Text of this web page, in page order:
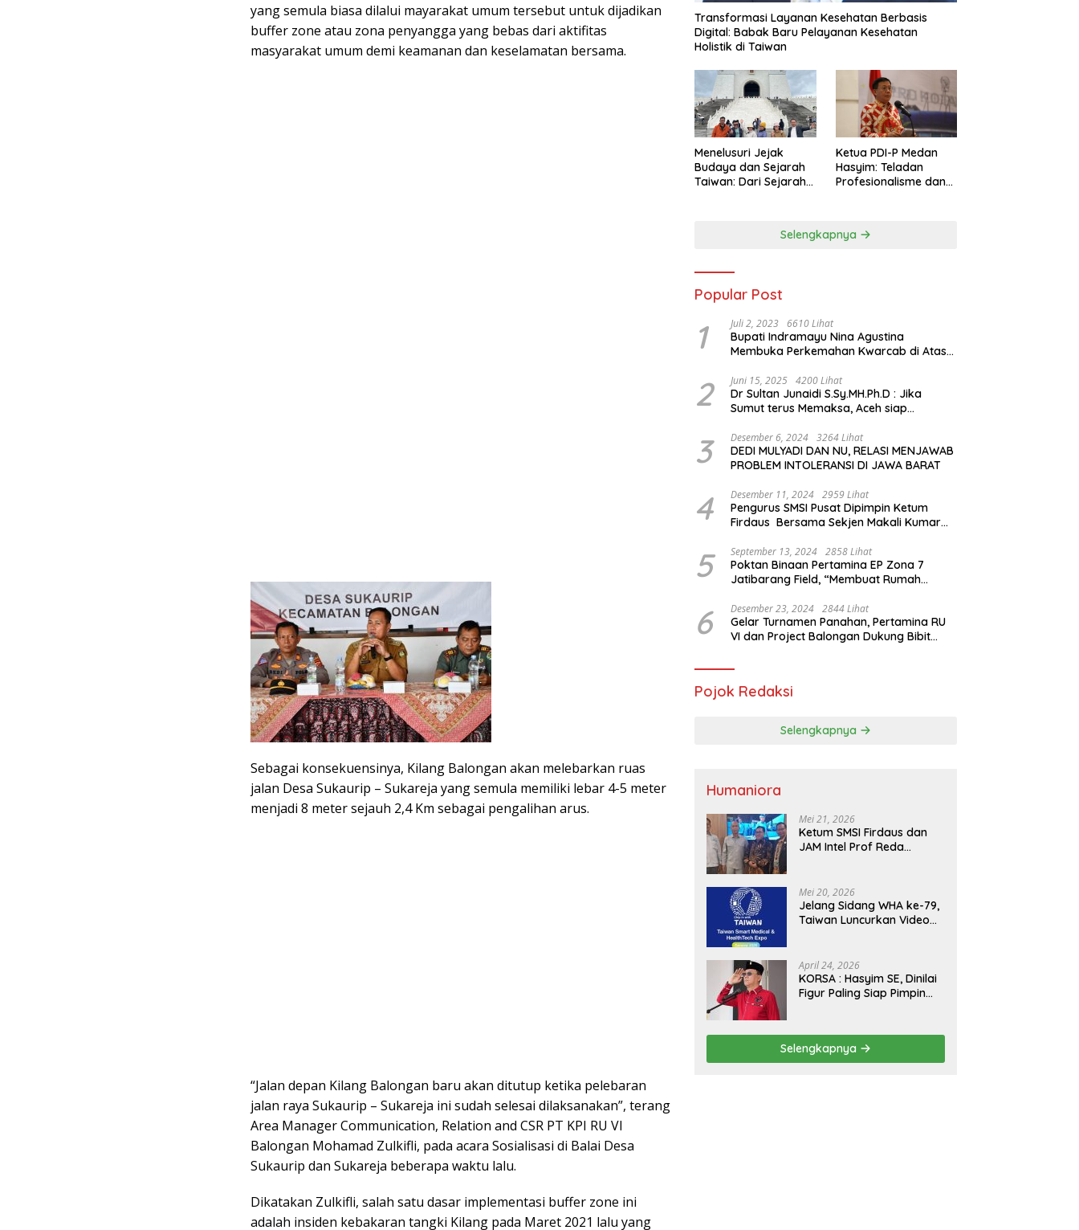
yang semula biasa dilalui mayarakat umum tersebut untuk dijadikan
buffer zone atau zona penyangga yang bebas dari aktifitas
masyarakat umum demi keamanan dan keselamatan bersama.
Sebagai konsekuensinya, Kilang Balongan akan melebarkan ruas
jalan Desa Sukaurip – Sukareja yang semula memiliki lebar 4-5 meter
menjadi 8 meter sejauh 2,4 Km sebagai pengalihan arus.
“Jalan depan Kilang Balongan baru akan ditutup ketika pelebaran
jalan raya Sukaurip – Sukareja ini sudah selesai dilaksanakan”, terang
Area Manager Communication, Relation and CSR PT KPI RU VI
Balongan Mohamad Zulkifli, pada acara Sosialisasi di Balai Desa
Sukaurip dan Sukareja beberapa waktu lalu.
Dikatakan Zulkifli, salah satu dasar implementasi buffer zone ini
adalah insiden kebakaran tangki Kilang pada Maret 2021 lalu yang
Transformasi Layanan Kesehatan Berbasis
Digital: Babak Baru Pelayanan Kesehatan
Holistik di Taiwan
Menelusuri Jejak
Budaya dan Sejarah
Taiwan: Dari Sejarah
Sejarah Chiang Kai-
Ketua PDI-P Medan
Hasyim: Teladan
Profesionalisme dan
Selengkapnya
Popular Post
1 Juli 2, 2023 6610 Lihat
Bupati Indramayu Nina Agustina
Membuka Perkemahan Kwarcab di Atas
2 Juni 15, 2025 4200 Lihat
Dr Sultan Junaidi S.Sy.MH.Ph.D : Jika
Sumut terus Memaksa, Aceh siap
Internasional
3 Desember 6, 2024 3264 Lihat
DEDI MULYADI DAN NU, RELASI MENJAWAB
PROBLEM INTOLERANSI DI JAWA BARAT
4 Desember 11, 2024 2959 Lihat
Pengurus SMSI Pusat Dipimpin Ketum
Firdaus Bersama Sekjen Makali Kumar
Yusuf
5 September 13, 2024 2858 Lihat
Poktan Binaan Pertamina EP Zona 7
Jatibarang Field, “Membuat Rumah
Tikus
6 Desember 23, 2024 2844 Lihat
Gelar Turnamen Panahan, Pertamina RU
VI dan Project Balongan Dukung Bibit
Pojok Redaksi
Selengkapnya
Humaniora
Mei 21, 2026
Ketum SMSI Firdaus dan
JAM Intel Prof Reda
SMSI Sukseskan Jaga
Desa dan Jaga Dapur
MBG, Perkuat Pengawasan
Mei 20, 2026
Jelang Sidang WHA ke-79,
Taiwan Luncurkan Video
Inovasi Kesehatan Global
April 24, 2026
KORSA : Hasyim SE, Dinilai
Figur Paling Siap Pimpin
Selengkapnya